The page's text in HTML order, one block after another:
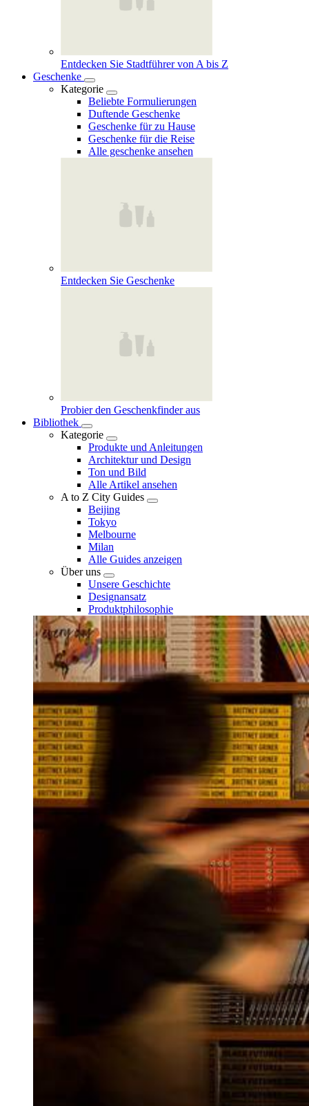
Entdecken Sie Stadtführer von A bis Z
Geschenke
Kategorie
Beliebte Formulierungen
Duftende Geschenke
Geschenke für zu Hause
Geschenke für die Reise
Alle geschenke ansehen
Entdecken Sie Geschenke
Probier den Geschenkfinder aus
Bibliothek
Kategorie
Produkte und Anleitungen
Architektur und Design
Ton und Bild
Alle Artikel ansehen
A to Z City Guides
Beijing
Tokyo
Melbourne
Milan
Alle Guides anzeigen
Über uns
Unsere Geschichte
Designansatz
Produktphilosophie